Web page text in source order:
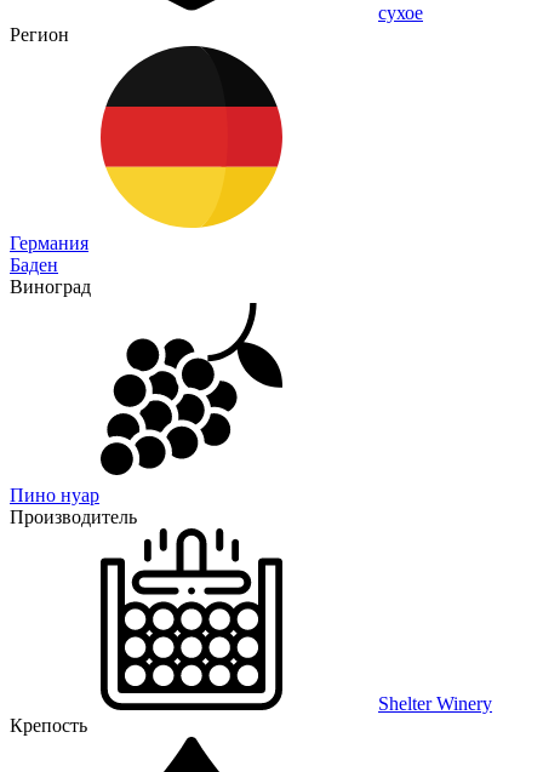
сухое
Регион
Германия
Баден
Виноград
Пино нуар
Производитель
Shelter Winery
Крепость